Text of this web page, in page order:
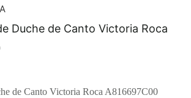
de Canto Victoria Roca A816697C00